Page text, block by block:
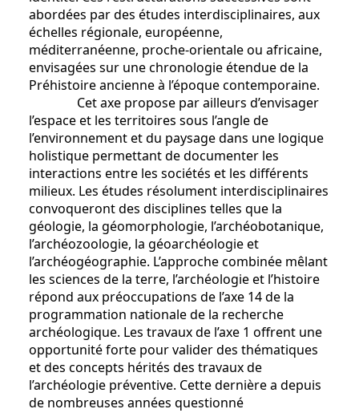
abordées par des études interdisciplinaires, aux
échelles régionale, européenne,
méditerranéenne, proche-orientale ou africaine,
envisagées sur une chronologie étendue de la
Préhistoire ancienne à l’époque contemporaine.
Cet axe propose par ailleurs d’envisager
l’espace et les territoires sous l’angle de
l’environnement et du paysage dans une logique
holistique permettant de documenter les
interactions entre les sociétés et les différents
milieux. Les études résolument interdisciplinaires
convoqueront des disciplines telles que la
géologie, la géomorphologie, l’archéobotanique,
l’archéozoologie, la géoarchéologie et
l’archéogéographie. L’approche combinée mêlant
les sciences de la terre, l’archéologie et l’histoire
répond aux préoccupations de l’axe 14 de la
programmation nationale de la recherche
archéologique. Les travaux de l’axe 1 offrent une
opportunité forte pour valider des thématiques
et des concepts hérités des travaux de
l’archéologie préventive. Cette dernière a depuis
de nombreuses années questionné